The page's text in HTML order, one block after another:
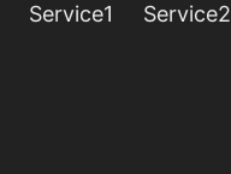
Service1 Service2